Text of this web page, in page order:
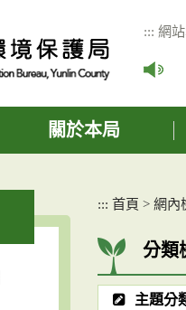
::: 網
關於本局
::: 首頁 > 網內
分類
主題分